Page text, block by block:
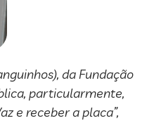
da Fundação
particularmente,
e receber a placa”,